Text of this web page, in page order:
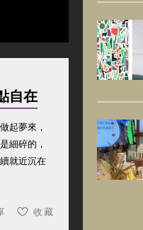
自在
起夢來，
細碎的，
就近沉在
收藏